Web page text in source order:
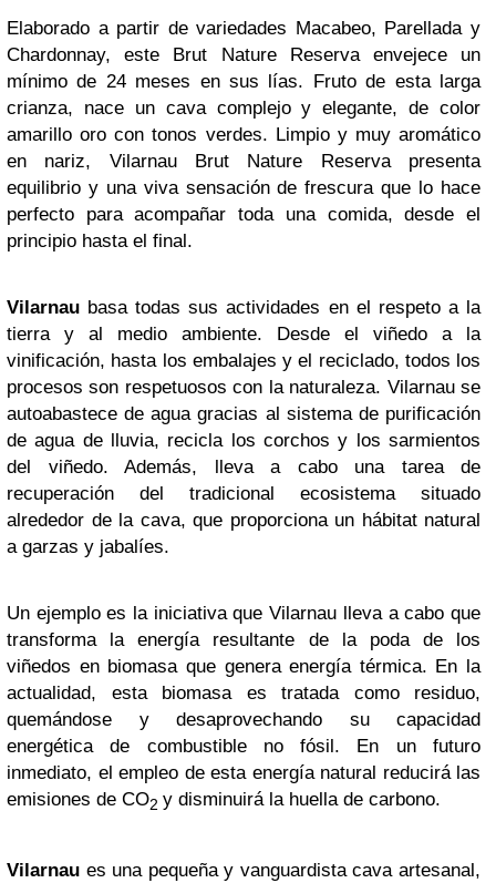
Elaborado a partir de variedades Macabeo, Parellada y
Chardonnay, este Brut Nature Reserva envejece un
mínimo de 24 meses en sus lías. Fruto de esta larga
crianza, nace un cava complejo y elegante, de color
amarillo oro con tonos verdes. Limpio y muy aromático
en nariz, Vilarnau Brut Nature Reserva presenta
equilibrio y una viva sensación de frescura que lo hace
perfecto para acompañar toda una comida, desde el
principio hasta el final.
Vilarnau basa todas sus actividades en el respeto a la
tierra y al medio ambiente. Desde el viñedo a la
vinificación, hasta los embalajes y el reciclado, todos los
procesos son respetuosos con la naturaleza. Vilarnau se
autoabastece de agua gracias al sistema de purificación
de agua de lluvia, recicla los corchos y los sarmientos
del viñedo. Además, lleva a cabo una tarea de
recuperación del tradicional ecosistema situado
alrededor de la cava, que proporciona un hábitat natural
a garzas y jabalíes.
Un ejemplo es la iniciativa que Vilarnau lleva a cabo que
transforma la energía resultante de la poda de los
viñedos en biomasa que genera energía térmica. En la
actualidad, esta biomasa es tratada como residuo,
quemándose y desaprovechando su capacidad
energética de combustible no fósil. En un futuro
inmediato, el empleo de esta energía natural reducirá las
emisiones de CO2 y disminuirá la huella de carbono.
Vilarnau es una pequeña y vanguardista cava artesanal,